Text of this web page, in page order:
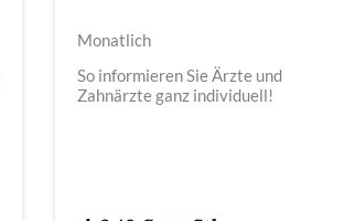
Monatlich
So informieren Sie Ärzte und
Zahnärzte ganz individuell!